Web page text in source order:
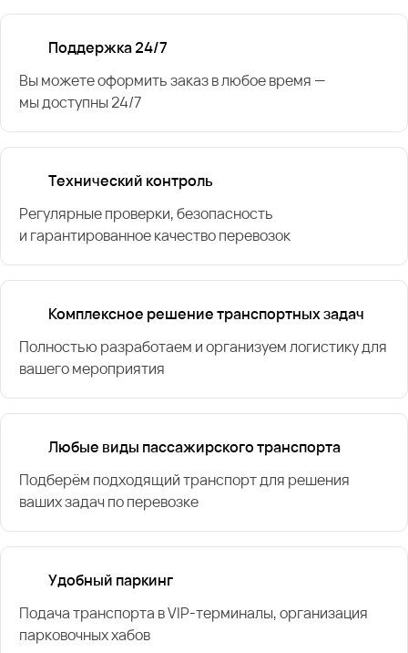
Поддержка 24/7
Вы можете оформить заказ в любое время —
мы доступны 24/7
Технический контроль
Регулярные проверки, безопасность
и гарантированное качество перевозок
Комплексное решение транспортных задач
Полностью разработаем и организуем логистику для
вашего мероприятия
Любые виды пассажирского транспорта
Подберём подходящий транспорт для решения
ваших задач по перевозке
Удобный паркинг
Подача транспорта в VIP-терминалы, организация
парковочных хабов